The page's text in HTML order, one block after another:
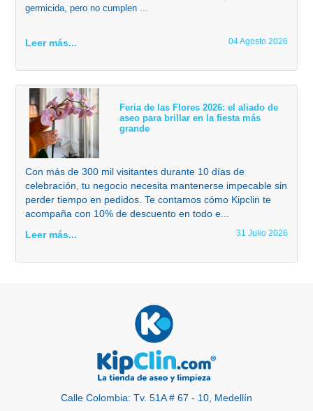
germicida, pero no cumplen ...
Leer más... 04 Agosto 2026
Feria de las Flores 2026: el aliado de
aseo para brillar en la fiesta más
grande
Con más de 300 mil visitantes durante 10 días de
celebración, tu negocio necesita mantenerse impecable sin
perder tiempo en pedidos. Te contamos cómo Kipclin te
acompaña con 10% de descuento en todo e...
Leer más...
31 Julio 2026
Calle Colombia: Tv. 51A # 67 - 10, Medellín